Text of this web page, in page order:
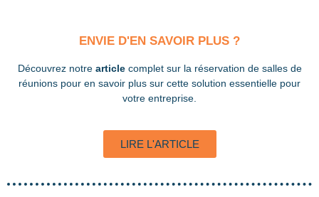
ENVIE D'EN SAVOIR PLUS ?
Découvrez notre articlecomplet sur la réservation de salles de
réunions pour en savoir plus sur cette solution essentielle pour
votre entreprise.
LIRE L'ARTICLE